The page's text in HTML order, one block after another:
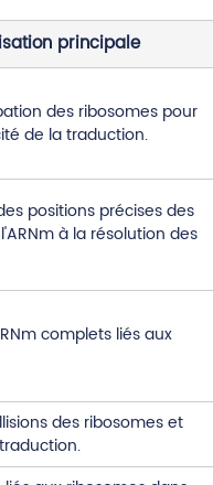
principale
des ribosomes pour
de la traduction.
positions précises des
à la résolution des
complets liés aux
des ribosomes et